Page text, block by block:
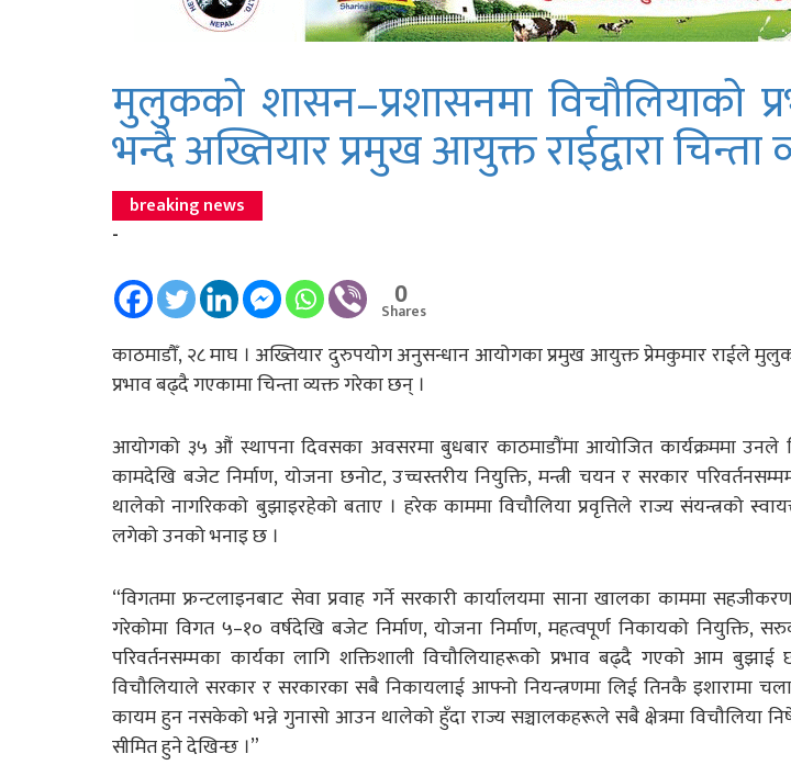
मुलुकको शासन–प्रशासनमा विचौलियाको
भन्दै अख्तियार प्रमुख आयुक्त राईद्वारा चिन्ता
breaking news
-
0
Shares
काठमाडौँ, २८ माघ । अख्तियार दुरुपयोग अनुसन्धान आयोगका प्रमुख आयुक्त प्रेमकुमार राईले
प्रभाव बढ्दै गएकामा चिन्ता व्यक्त गरेका छन् ।
आयोगको ३५ औं स्थापना दिवसका अवसरमा बुधबार काठमाडौंमा आयोजित कार्यक्रममा उनले
कामदेखि बजेट निर्माण, योजना छनोट, उच्चस्तरीय नियुक्ति, मन्त्री चयन र सरकार
थालेको नागरिकको बुझाइरहेको बताए । हरेक काममा विचौलिया प्रवृत्तिले राज्य संयन्त्रको
लगेको उनको भनाइ छ ।
“विगतमा फ्रन्टलाइनबाट सेवा प्रवाह गर्ने सरकारी कार्यालयमा साना खालका काममा
गरेकोमा विगत ५–१० वर्षदेखि बजेट निर्माण, योजना निर्माण, महत्वपूर्ण निकायको नियुक्ति,
परिवर्तनसम्मका कार्यका लागि शक्तिशाली विचौलियाहरूको प्रभाव बढ्दै गएको आम
विचौलियाले सरकार र सरकारका सबै निकायलाई आफ्नो नियन्त्रणमा लिई तिनकै इशारामा
कायम हुन नसकेको भन्ने गुनासो आउन थालेको हुँदा राज्य सञ्चालकहरूले सबै क्षेत्रमा विचौलिया
सीमित हुने देखिन्छ ।”